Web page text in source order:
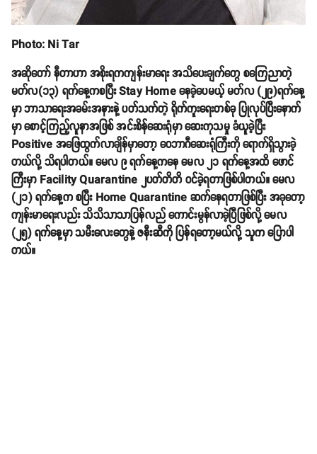
Photo: Ni Tar
အဆိုတော် နီတာဟာ အစိုးရကကျန်းမာရေး အသိပေးချက်တွေ စကြေညာတဲ့
မတ်လ(၁၃) ရက်နေ့ကစပြီး Stay Home နေခဲ့ပေမယ့် မတ်လ (၂၉)ရက်နေ့
မှာ ဘာသာရေးအခမ်းအနားနဲ့ ပတ်သက်တဲ့ ရိုက်ကူးရေးတစ်ခု ပြုလုပ်ပြီးနောက်
မှာ စောင့်ကြည့်လူနာအဖြစ် အင်းစိန်ဆေးရုံမှာ ဆေးကုသမှု ခံယူခဲ့ပြီး
Positive အဖြေထွက်လာချိန်မှာတော့ ဝေဘာဂီဆေးရုံကြီးကို ရောက်ရှိသွားခဲ့
တယ်လို့ သိရပါတယ်။ မေလ ၉ ရက်နေ့ကနေ မေလ ၂၁ ရက်နေ့အထိ ဖောင်
ကြီးမှာ Facility Quarantine ၂ပတ်တိတိ ဝင်ခဲ့ရတာဖြစ်ပါတယ်။ မေလ
(၂၁) ရက်နေ့က စပြီး Home Quarantine ဆက်နေရတာဖြစ်ပြီး အခုတော့
ကျန်းမာရေးလည်း သိသိသာသာပြန်လည် ကောင်းမွန်လာခဲ့ပြီဖြစ်လို့ မေလ
(၂၅) ရက်နေ့မှာ သမီးလေးတွေနဲ့ ဇနီးဆီကို ပြန်ရတော့မယ်လို့ သူက ပြောပါ
တယ်။